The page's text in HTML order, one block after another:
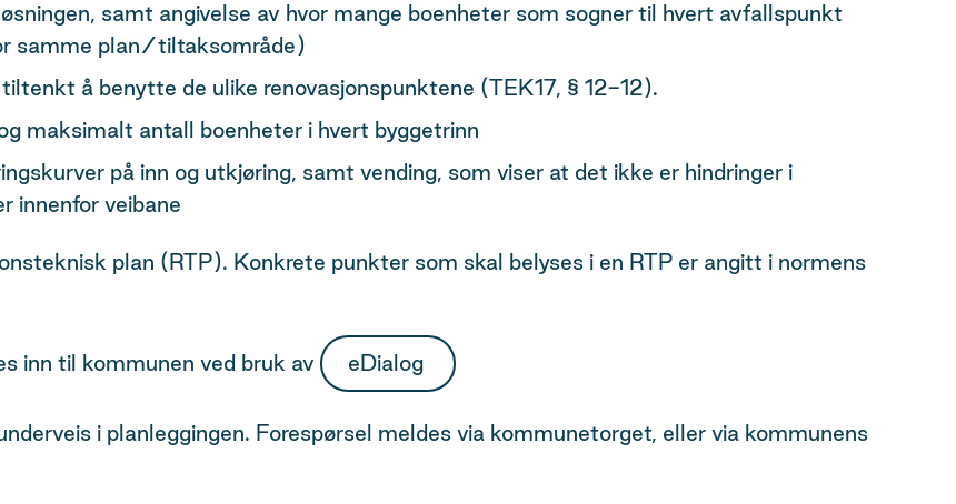
samt angivelse av hvor mange boenheter som sogner til hvert avfallspunkt
samme plan/tiltaksområde)
å benytte de ulike renovasjonspunktene​ (TEK17, § 12-12).
maksimalt antall boenheter i hvert byggetrinn​
på inn og utkjøring, samt vending, som viser at det ikke er hindringer i
innenfor veibane
plan (RTP). Konkrete punkter som skal belyses i en RTP er angitt i normens
inn til kommunen ved bruk av eDialog
i planleggingen. Forespørsel meldes via kommunetorget, eller via kommunens